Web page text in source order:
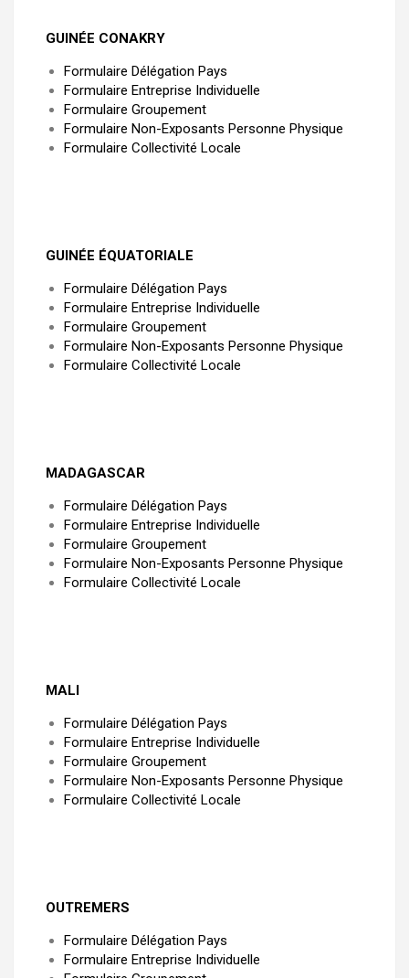
GUINÉE CONAKRY
Formulaire Délégation Pays
Formulaire Entreprise Individuelle
Formulaire Groupement
Formulaire Non-Exposants Personne Physique
Formulaire Collectivité Locale
GUINÉE ÉQUATORIALE
Formulaire Délégation Pays
Formulaire Entreprise Individuelle
Formulaire Groupement
Formulaire Non-Exposants Personne Physique
Formulaire Collectivité Locale
MADAGASCAR
Formulaire Délégation Pays
Formulaire Entreprise Individuelle
Formulaire Groupement
Formulaire Non-Exposants Personne Physique
Formulaire Collectivité Locale
MALI
Formulaire Délégation Pays
Formulaire Entreprise Individuelle
Formulaire Groupement
Formulaire Non-Exposants Personne Physique
Formulaire Collectivité Locale
OUTREMERS
Formulaire Délégation Pays
Formulaire Entreprise Individuelle